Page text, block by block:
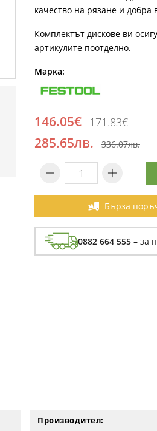
качество на рязане и добра
Комплектът дискове ви
артикулите поотделно.
Марка:
146.05€ 171.83€
285.65лв. 336.07лв.
Бърза
0882 664 555 – за
Производител: